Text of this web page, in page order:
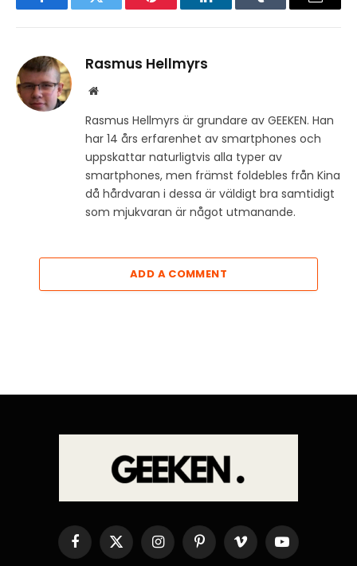
FacebookTwitter Pinterest LinkedInTumblr Email
Rasmus Hellmyrs
Website
Rasmus Hellmyrs är grundare av GEEKEN. Han
har 14 års erfarenhet av smartphones och
uppskattar naturligtvis alla typer av
smartphones, men främst foldebles från Kina
då hårdvaran i dessa är väldigt bra samtidigt
som mjukvaran är något utmanande.
ADD A COMMENT
Facebook
X
InstagramPinterestVimeo YouTube